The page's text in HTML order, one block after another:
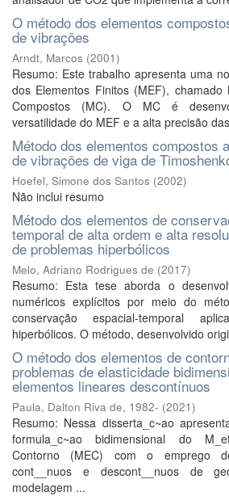
O método dos elementos
de vibrações
Arndt, Marcos (2001)
Resumo: Este trabalho apresenta uma
dos Elementos Finitos (MEF), chamado
Compostos (MC). O MC é
versatilidade do MEF e a alta precisão
Método dos elementos compostos
de vibrações de viga de
Hoefel, Simone dos Santos (2002)
Não inclui resumo
Método dos elementos de
temporal de alta ordem e alta
de problemas hiperbólicos
Melo, Adriano Rodrigues de (2017)
Resumo: Esta tese aborda o
numéricos explícitos por meio do
conservação espacial-temporal
hiperbólicos. O método, desenvolvido
O método dos elementos de
problemas de elasticidade
elementos lineares descontínuos
Paula, Dalton Riva de, 1982- (2021)
Resumo: Nessa disserta_c~ao
formula_c~ao bidimensional do
Contorno (MEC) com o emprego
cont__nuos e descont__nuos de
modelagem ...